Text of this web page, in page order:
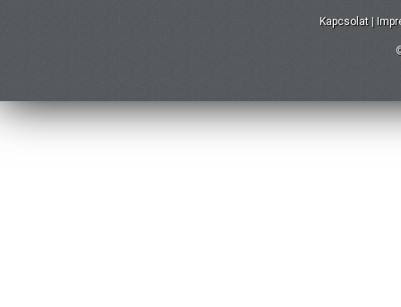
Kapcsolat |